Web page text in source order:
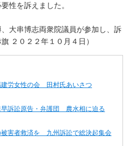
性を訴えました。
大串博志両衆院議員が参加し、訴
２０２２年１０月４日）
労女性の会 田村氏あいさつ
訴訟原告・弁護団 農水相に迫る
害者救済を 九州訴訟で総決起集会